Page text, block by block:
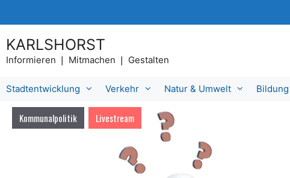
KARLSHORST
Informieren ❘ Mitmachen ❘ Gestalten
Stadtentwicklung Verkehr Natur & Umwelt Bildung
Kommunalpolitik Livestream